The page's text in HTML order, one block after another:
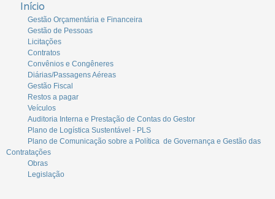
Início
Gestão Orçamentária e Financeira
Gestão de Pessoas
Licitações
Contratos
Convênios e Congêneres
Diárias/Passagens Aéreas
Gestão Fiscal
Restos a pagar
Veículos
Auditoria Interna e Prestação de Contas do Gestor
Plano de Logística Sustentável - PLS
Plano de Comunicação sobre a Política de Governança e Gestão das
Contratações
Obras
Legislação